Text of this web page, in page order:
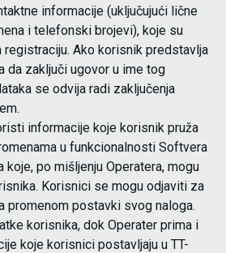
informacije (uključujući lične
i telefonski brojevi), koje su
Ako korisnik predstavlja
da zaključi ugovor u ime tog
se odvija radi zaključenja
informacije koje korisnik pruža
u funkcionalnosti Softvera
koje, po mišljenju Operatera, mogu
Korisnici se mogu odjaviti za
promenom postavki svog naloga.
korisnika, dok Operater prima i
koje korisnici postavljaju u TT-